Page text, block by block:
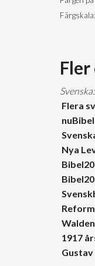
Färgskala:
Svenska:
Flera
Nya
1917
Gustav